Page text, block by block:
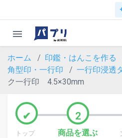
menu
ホーム 印鑑・はんこを作る
角型印・一行印
一行印浸透
ク一行印 4.5×30mm
トップ 商品を選ぶ